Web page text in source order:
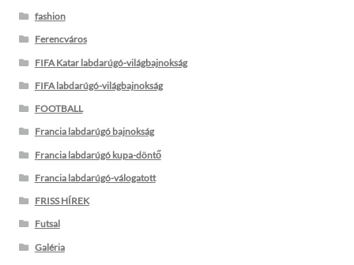
fashion
Ferencváros
FIFA Katar labdarúgó-világbajnokság
FIFA labdarúgó-világbajnokság
FOOTBALL
Francia labdarúgó bajnokság
Francia labdarúgó kupa-döntő
Francia labdarúgó-válogatott
FRISS HÍREK
Futsal
Galéria